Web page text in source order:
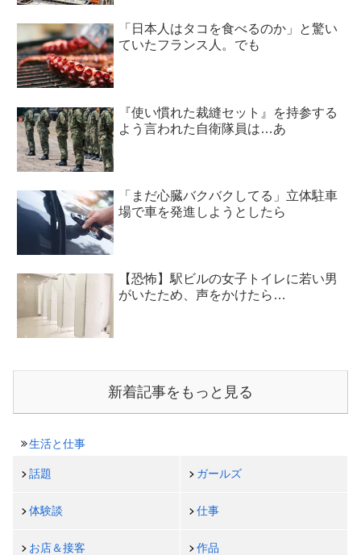
「日本人はタコを食べるのか」と驚い
ていたフランス人。でも
『使い慣れた裁縫セット』を持参する
よう言われた自衛隊員は…あ
「まだ心臓バクバクしてる」立体駐車
場で車を発進しようとしたら
【恐怖】駅ビルの女子トイレに若い男
がいたため、声をかけたら…
新着記事をもっと見る
生活と仕事
話題 ガールズ
体験談 仕事
お店＆接客 作品